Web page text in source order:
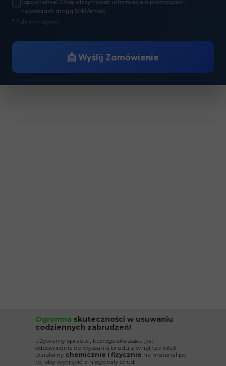
Ogromna skuteczności w usuwaniu
codziennych zabrudzeń!
Używamy sprzętu, którego siła ssąca jest
odpowiednia do wyssania brudu z wnętrza foteli.
Działamy chemicznie i fizycznie na materiał po
to, aby wytrącić z niego cały brud.